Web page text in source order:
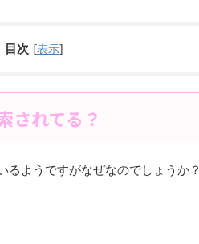
目次 [表示]
されてる？
るようですがなぜなのでしょうか？